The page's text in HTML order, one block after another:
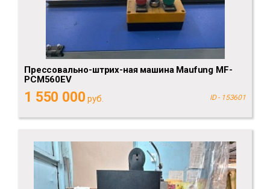
Прессовально-штрих-ная машина Maufung MF-
PCM560EV
1 550 000 руб. ID - 153601